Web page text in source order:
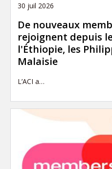
30 juil 2026
De nouveaux
rejoignent depuis
l'Éthiopie, les
Malaisie
L’ACI a…